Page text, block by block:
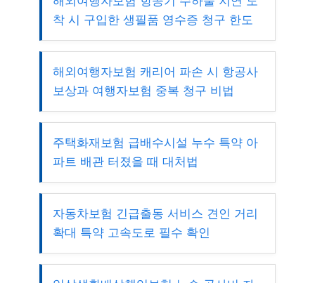
착 시 구입한 생필품 영수증 청구 한도
해외여행자보험 캐리어 파손 시 항공사
보상과 여행자보험 중복 청구 비법
주택화재보험 급배수시설 누수 특약 아
파트 배관 터졌을 때 대처법
자동차보험 긴급출동 서비스 견인 거리
확대 특약 고속도로 필수 확인